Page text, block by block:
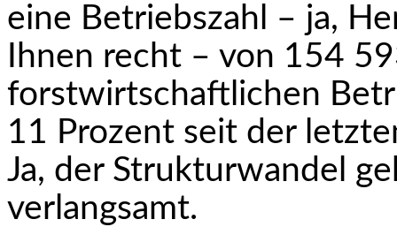
eine Betriebszahl – ja,
Ihnen recht – von 154
forstwirtschaftlichen
11 Prozent seit der
Ja, der Struktur­wandel
verlangsamt.